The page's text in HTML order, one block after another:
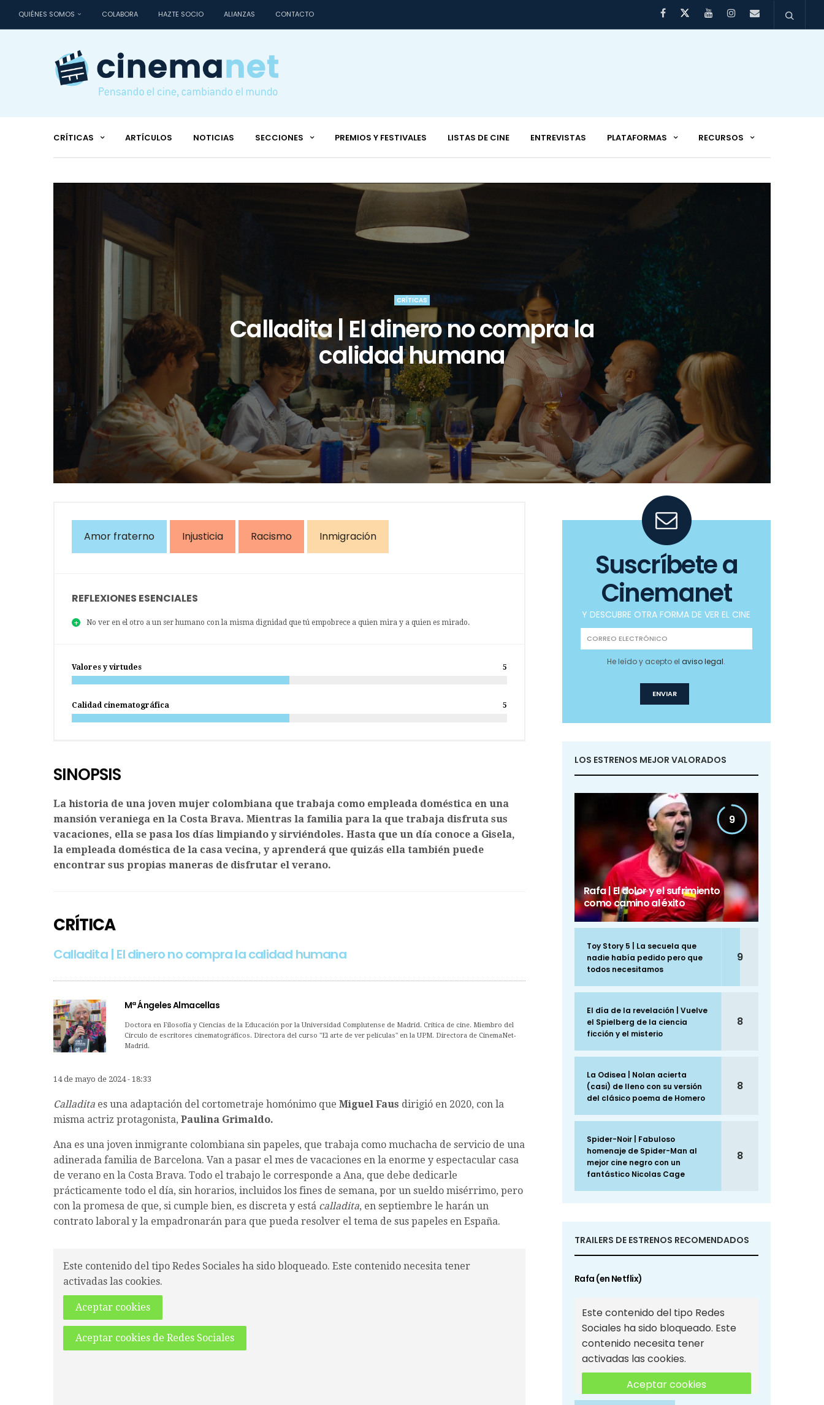
QUIÉNES SOMOS COLABORA HAZTE SOCIO ALIANZAS CONTACTO
CRÍTICAS ARTÍCULOS NOTICIAS SECCIONES PREMIOS Y FESTIVALES LISTAS DE CINE ENTREVISTAS PLATAFORMAS RECURSOS
CRÍTICAS
Calladita | El dinero no compra la
calidad humana
Amor fraterno Injusticia Racismo Inmigración
REFLEXIONES ESENCIALES
No ver en el otro a un ser humano con la misma dignidad que tú empobrece a quien mira y a quien es mirado.
Valores y virtudes 5
Calidad cinematográfica 5
SINOPSIS
La historia de una joven mujer colombiana que trabaja como empleada doméstica en una
mansión veraniega en la Costa Brava. Mientras la familia para la que trabaja disfruta sus
vacaciones, ella se pasa los días limpiando y sirviéndoles. Hasta que un día conoce a Gisela,
la empleada doméstica de la casa vecina, y aprenderá que quizás ella también puede
encontrar sus propias maneras de disfrutar el verano.
CRÍTICA
Calladita | El dinero no compra la calidad humana
Mª Ángeles Almacellas
Doctora en Filosofía y Ciencias de la Educación por la Universidad Complutense de Madrid. Crítica de cine. Miembro del
Círculo de escritores cinematográficos. Directora del curso "El arte de ver películas" en la UPM. Directora de CinemaNet-
Madrid.
14 de mayo de 2024 - 18:33
Calladita es una adaptación del cortometraje homónimo que Miguel Faus dirigió en 2020, con la
misma actriz protagonista, Paulina Grimaldo.
Ana es una joven inmigrante colombiana sin papeles, que trabaja como muchacha de servicio de una
adinerada familia de Barcelona. Van a pasar el mes de vacaciones en la enorme y espectacular casa
de verano en la Costa Brava. Todo el trabajo le corresponde a Ana, que debe dedicarle
prácticamente todo el día, sin horarios, incluidos los fines de semana, por un sueldo misérrimo, pero
con la promesa de que, si cumple bien, es discreta y está calladita, en septiembre le harán un
contrato laboral y la empadronarán para que pueda resolver el tema de sus papeles en España.
Este contenido del tipo Redes Sociales ha sido bloqueado. Este contenido necesita tener
activadas las cookies.
Aceptar cookies
Aceptar cookies de Redes Sociales
Suscríbete a
Cinemanet
Y DESCUBRE OTRA FORMA DE VER EL CINE
He leído y acepto elaviso legal.
LOS ESTRENOS MEJOR VALORADOS
9
Rafa | El dolor y el sufrimiento
como camino al éxito
Toy Story 5 | La secuela que
nadie había pedido pero que
todos necesitamos
9
El día de la revelación | Vuelve
el Spielberg de la ciencia
ficción y el misterio
8
La Odisea | Nolan acierta
(casi) de lleno con su versión
del clásico poema de Homero
8
Spider-Noir | Fabuloso
homenaje de Spider-Man al
mejor cine negro con un
fantástico Nicolas Cage
8
TRAILERS DE ESTRENOS RECOMENDADOS
Rafa (en Netflix)
Este contenido del tipo Redes
Sociales ha sido bloqueado. Este
contenido necesita tener
activadas las cookies.
Aceptar cookies